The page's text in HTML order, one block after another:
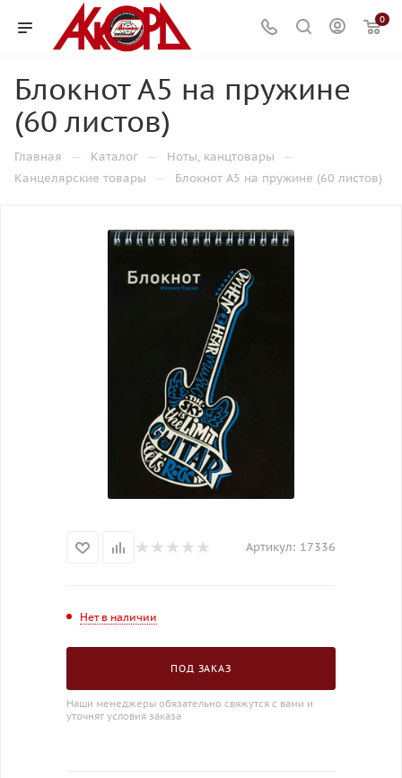
0
Блокнот А5 на пружине
(60 листов)
Главная — Каталог — Ноты, канцтовары —
Канцелярские товары — Блокнот А5 на пружине (60 листов)
Артикул: 17336
Нет в наличии
ПОД ЗАКАЗ
Наши менеджеры обязательно свяжутся с вами и
уточнят условия заказа